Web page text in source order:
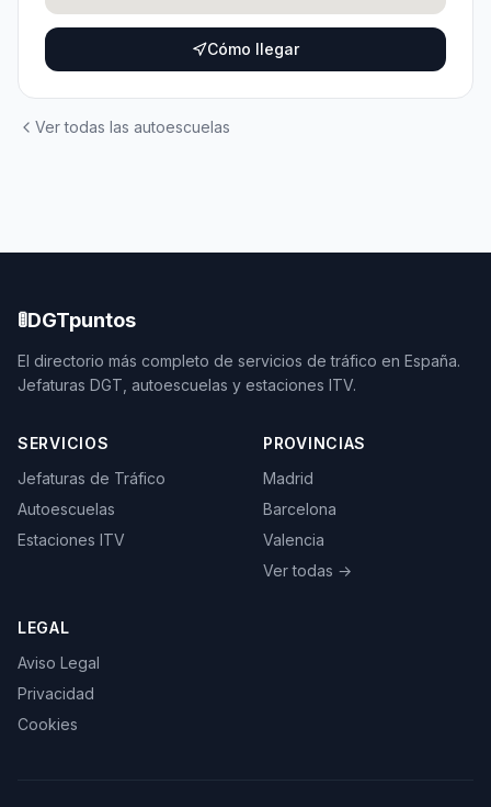
Cómo llegar
Ver todas las autoescuelas
🚦DGTpuntos
El directorio más completo de servicios de tráfico en España.
Jefaturas DGT, autoescuelas y estaciones ITV.
SERVICIOS
Jefaturas de Tráfico
Autoescuelas
Estaciones ITV
PROVINCIAS
Madrid
Barcelona
Valencia
Ver todas →
LEGAL
Aviso Legal
Privacidad
Cookies